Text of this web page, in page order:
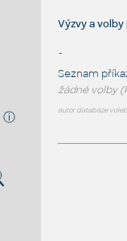
ⓘ
Výzvy a volby
-
Seznam
žádné volby
autor databáze